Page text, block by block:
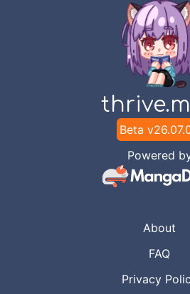
Beta v
Powered
About
FAQ
Privacy